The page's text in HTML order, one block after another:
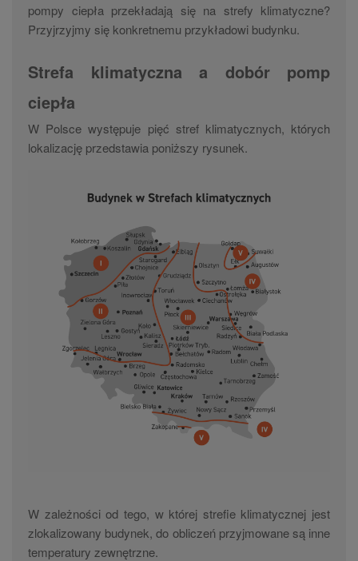
pompy ciepła przekładają się na strefy klimatyczne?
Przyjrzyjmy się konkretnemu przykładowi budynku.
Strefa klimatyczna a dobór pomp
ciepła
W Polsce występuje pięć stref klimatycznych, których
lokalizację przedstawia poniższy rysunek.
W zależności od tego, w której strefie klimatycznej jest
zlokalizowany budynek, do obliczeń przyjmowane są inne
temperatury zewnętrzne.